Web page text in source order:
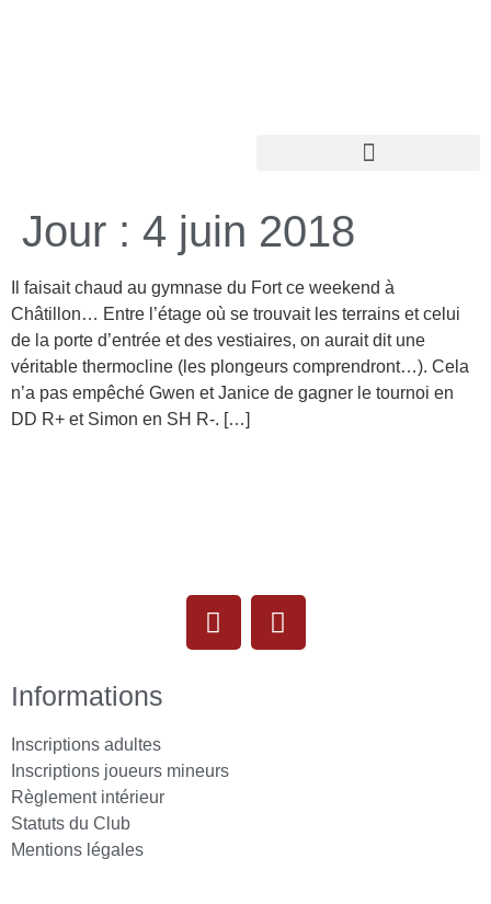
Jour : 4 juin 2018
Il faisait chaud au gymnase du Fort ce weekend à
Châtillon… Entre l’étage où se trouvait les terrains et celui
de la porte d’entrée et des vestiaires, on aurait dit une
véritable thermocline (les plongeurs comprendront…). Cela
n’a pas empêché Gwen et Janice de gagner le tournoi en
DD R+ et Simon en SH R-. […]
Informations
Inscriptions adultes
Inscriptions joueurs mineurs
Règlement intérieur
Statuts du Club
Mentions légales